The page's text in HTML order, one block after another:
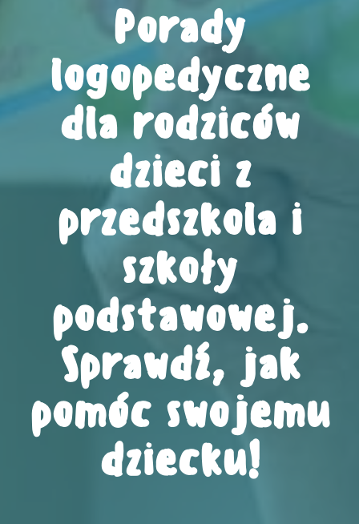
Porady
logopedyczne
dla rodziców
dzieci z
przedszkola i
szkoły
podstawowej.
Sprawdź, jak
pomóc swojemu
dziecku!